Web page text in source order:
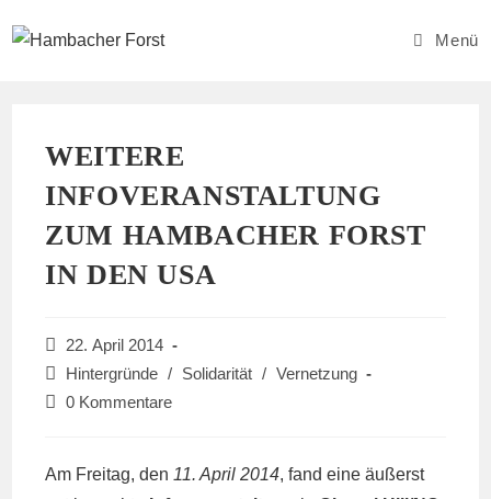
Inhalt
Menü
WEITERE
INFOVERANSTALTUNG
ZUM HAMBACHER FORST
IN DEN USA
Beitrag
veröffentlicht:
22. April 2014
Beitrags-
Kategorie:
Hintergründe / Solidarität / Vernetzung
Beitrags-
0 Kommentare
Am Freitag, den 11. April 2014, fand eine äußerst